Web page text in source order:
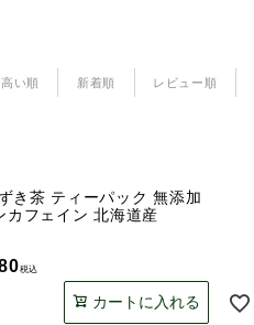
い順 新着順 レビュー順
き茶 ティーパック 無添加
フェイン 北海道産
税込
カートに入れる